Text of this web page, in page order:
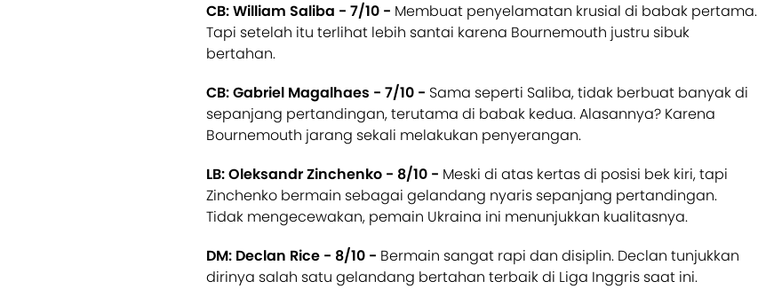
CB: William Saliba - 7/10 - Membuat penyelamatan krusial di babak pertama.
Tapi setelah itu terlihat lebih santai karena Bournemouth justru sibuk
bertahan.
CB: Gabriel Magalhaes - 7/10 - Sama seperti Saliba, tidak berbuat banyak di
sepanjang pertandingan, terutama di babak kedua. Alasannya? Karena
Bournemouth jarang sekali melakukan penyerangan.
LB: Oleksandr Zinchenko - 8/10 - Meski di atas kertas di posisi bek kiri, tapi
Zinchenko bermain sebagai gelandang nyaris sepanjang pertandingan.
Tidak mengecewakan, pemain Ukraina ini menunjukkan kualitasnya.
DM: Declan Rice - 8/10 - Bermain sangat rapi dan disiplin. Declan tunjukkan
dirinya salah satu gelandang bertahan terbaik di Liga Inggris saat ini.